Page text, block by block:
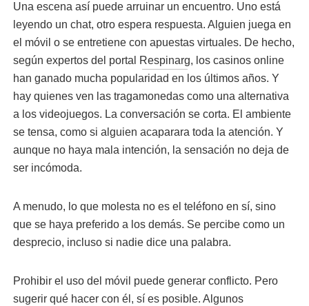
Una escena así puede arruinar un encuentro. Uno está
leyendo un chat, otro espera respuesta. Alguien juega en
el móvil o se entretiene con apuestas virtuales. De hecho,
según expertos del portal
Respinarg, los casinos online
han ganado mucha popularidad en los últimos años. Y
hay quienes ven las tragamonedas como una alternativa
a los videojuegos. La conversación se corta. El ambiente
se tensa, como si alguien acaparara toda la atención. Y
aunque no haya mala intención, la sensación no deja de
ser incómoda.
A menudo, lo que molesta no es el teléfono en sí, sino
que se haya preferido a los demás. Se percibe como un
desprecio, incluso si nadie dice una palabra.
Prohibir el uso del móvil puede generar conflicto. Pero
sugerir qué hacer con él, sí es posible. Algunos